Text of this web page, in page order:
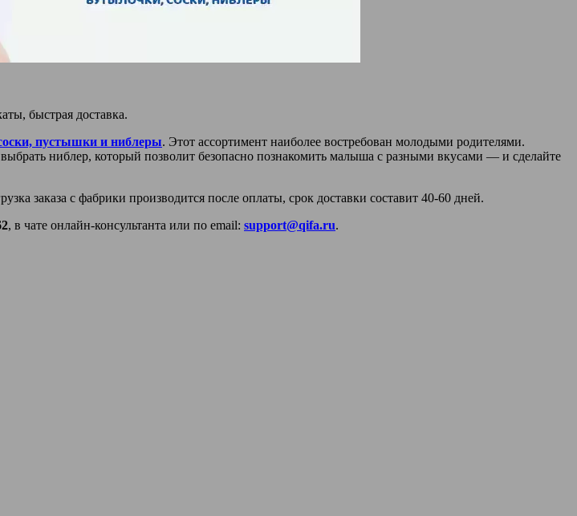
быстрая доставка.
пустышки и ниблеры. Этот ассортимент наиболее востребован молодыми родителями.
ниблер, который позволит безопасно познакомить малыша с разными вкусами — и сделайте
заказа с фабрики производится после оплаты, срок доставки составит 40-60 дней.
, в чате онлайн-консультанта или по email: support@qifa.ru.